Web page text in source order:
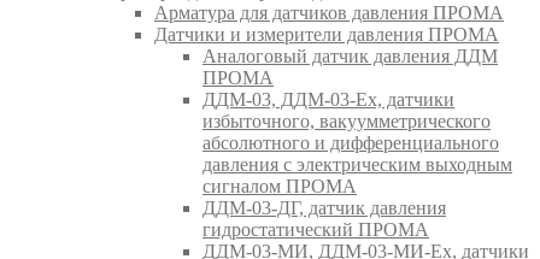
Арматура для датчиков давления ПРОМА
Датчики и измерители давления ПРОМА
Аналоговый датчик давления ДДМ
ПРОМА
ДДМ-03, ДДМ-03-Ех, датчики
избыточного, вакуумметрического
абсолютного и дифференциального
давления с электрическим выходным
сигналом ПРОМА
ДДМ-03-ДГ, датчик давления
гидростатический ПРОМА
ДДМ-03-МИ, ДДМ-03-МИ-Ех, датчики